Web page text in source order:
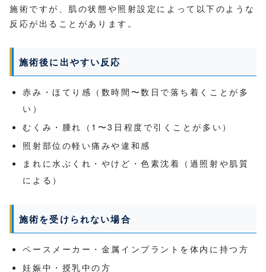
施術ですが、肌の状態や照射設定によって以下のような
反応が出ることがあります。
施術後に出やすい反応
赤み・ほてり感（数時間〜数日で落ち着くことが多
い）
むくみ・腫れ（1〜3日程度で引くことが多い）
照射部位の軽い痛みや違和感
まれに水ぶくれ・やけど・色素沈着（過照射や肌質
による）
施術を受けられない場合
ペースメーカー・金属インプラントを体内に持つ方
妊娠中・授乳中の方